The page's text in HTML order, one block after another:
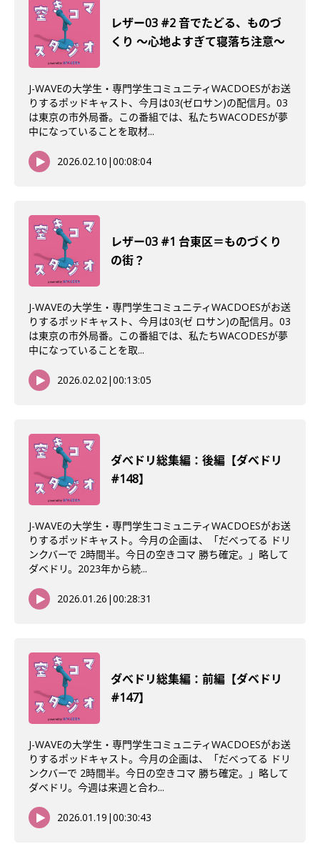
レザー03 #2 音でたどる、ものづ
くり 〜心地よすぎて寝落ち注意〜
J-WAVEの大学生・専門学生コミュニティWACDOESがお送
りするポッドキャスト、今月は03(ゼロサン)の配信月。03
は東京の市外局番。この番組では、私たちWACODESが夢
中になっていることを取材...
2026.02.10 |00:08:04
レザー03 #1 台東区＝ものづくり
の街？
J-WAVEの大学生・専門学生コミュニティWACDOESがお送
りするポッドキャスト、今月は03(ゼ ロサン)の配信月。03
は東京の市外局番。この番組では、私たちWACODESが夢
中になっていることを取...
2026.02.02|00:13:05
ダべドリ総集編：後編【ダべドリ
#148】
J-WAVEの大学生・専門学生コミュニティWACDOESがお送
りするポッドキャスト。今月の企画は、「だべってる ドリ
ンクバーで 2時間半。今日の空きコマ 勝ち確定。」略して
ダベドリ。2023年から続...
2026.01.26 |00:28:31
ダべドリ総集編：前編【ダベドリ
#147】
J-WAVEの大学生・専門学生コミュニティWACDOESがお送
りするポッドキャスト。今月の企画は、「だべってる ドリ
ンクバーで 2時間半。今日の空きコマ 勝ち確定。」略して
ダベドリ。今週は来週と合わ...
2026.01.19 |00:30:43